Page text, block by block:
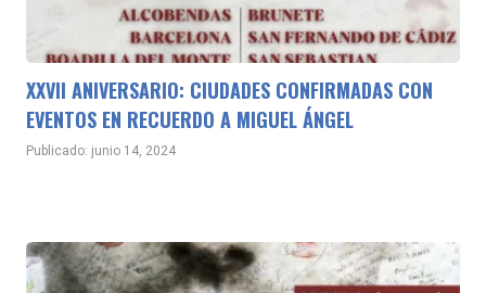
XXVII ANIVERSARIO: CIUDADES CONFIRMADAS CON
EVENTOS EN RECUERDO A MIGUEL ÁNGEL
Publicado: junio 14, 2024